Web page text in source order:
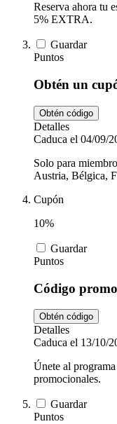
Reserva ahora tu
5% EXTRA.
Guardar
Puntos
Obtén un
Obtén código
Detalles
Caduca el 04/09/
Solo para
Austria, Bélgica,
Cupón
10%
Guardar
Puntos
Código
Obtén código
Detalles
Caduca el 13/10/
Únete al
promocionales.
Guardar
Puntos